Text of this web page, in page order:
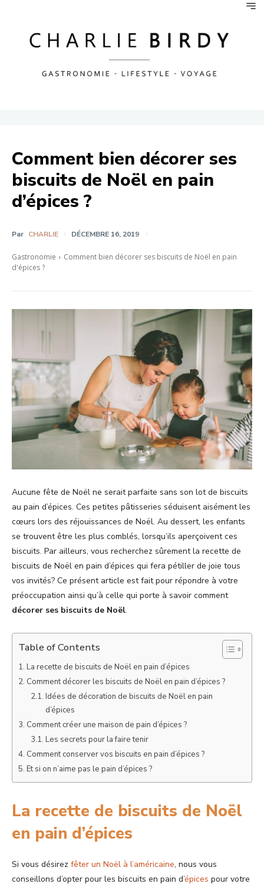
Comment bien décorer ses
biscuits de Noël en pain
d’épices ?
Par CHARLIE DÉCEMBRE 16, 2019
Gastronomie
Comment bien décorer ses biscuits de Noël en pain
d'épices ?
Aucune fête de Noël ne serait parfaite sans son lot de biscuits
au pain d’épices. Ces petites pâtisseries séduisent aisément les
cœurs lors des réjouissances de Noël. Au dessert, les enfants
se trouvent être les plus comblés, lorsqu’ils aperçoivent ces
biscuits. Par ailleurs, vous recherchez sûrement la recette de
biscuits de Noël en pain d’épices qui fera pétiller de joie tous
vos invités? Ce présent article est fait pour répondre à votre
préoccupation ainsi qu’à celle qui porte à savoir comment
décorer ses biscuits de Noël.
Table of Contents
La recette de biscuits de Noël en pain d’épices
Comment décorer les biscuits de Noël en pain d’épices ?
Idées de décoration de biscuits de Noël en pain
d’épices
Comment créer une maison de pain d’épices ?
Les secrets pour la faire tenir
Comment conserver vos biscuits en pain d’épices ?
Et si on n’aime pas le pain d’épices ?
La recette de biscuits de Noël
en pain d’épices
Si vous désirez fêter un Noël à l’américaine, nous vous
conseillons d’opter pour les biscuits en pain d’épices pour votre